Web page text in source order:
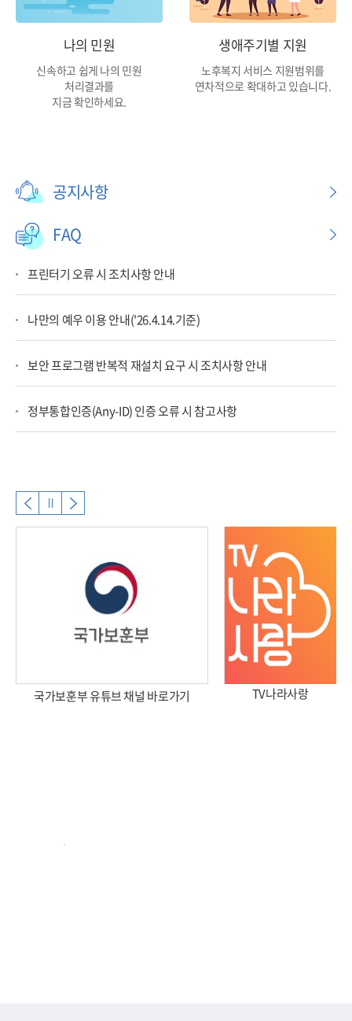
나의 민원
신속하고 쉽게 나의 민원
처리결과를
지금 확인하세요.
생애주기별 지원
노후복지 서비스 지원범위를
연차적으로 확대하고 있습니다.
공지사항
FAQ
프린터기 오류 시 조치사항 안내
나만의 예우 이용 안내('26.4.14.기준)
보안 프로그램 반복적 재설치 요구 시 조치사항 안내
정부통합인증(Any-ID) 인증 오류 시 참고사항
국가보훈부 유튜브 채널 바로가기 2026년 국가보훈부 업
TV나라사랑